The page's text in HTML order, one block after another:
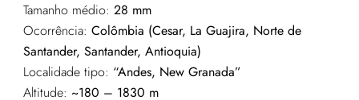
Tamanho médio: 28 mm
Ocorrência: Colômbia (Cesar, La Guajira, Norte de
Santander, Santander, Antioquia)
Localidade tipo: “Andes, New Granada”
Altitude: ~180 – 1830 m